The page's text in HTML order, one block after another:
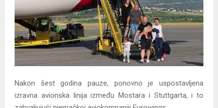
E
N
U
Nakon šest godina pauze, ponovno je uspostavljena
izravna avionska linija između Mostara i Stuttgarta, i to